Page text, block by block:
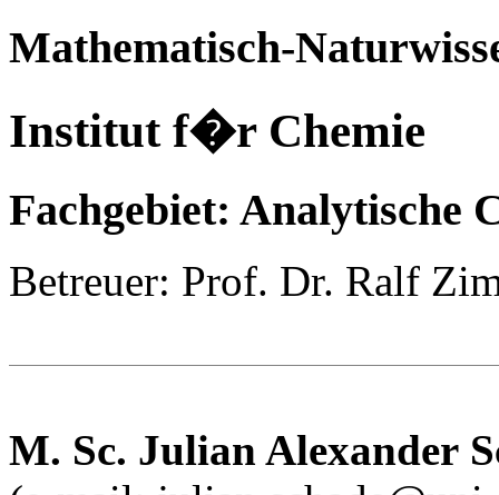
Mathematisch-
Institut f�r Chemie
Fachgebiet: Analytische
Betreuer: Prof. Dr. Ralf
M. Sc. Julian Alexander